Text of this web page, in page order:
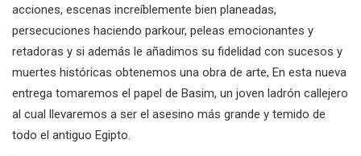
acciones, escenas increíblemente bien planeadas,
persecuciones haciendo parkour, peleas emocionantes y
retadoras y si además le añadimos su fidelidad con sucesos y
muertes históricas obtenemos una obra de arte, En esta nueva
entrega tomaremos el papel de Basim, un joven ladrón callejero
al cual llevaremos a ser el asesino más grande y temido de
todo el antiguo Egipto.